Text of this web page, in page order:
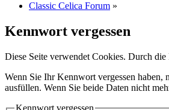
Classic Celica Forum »
Kennwort vergessen
Diese Seite verwendet Cookies. Durch
Wenn Sie Ihr Kennwort vergessen haben,
ausfüllen. Wenn Sie beide Daten nicht
Kennwort vergessen